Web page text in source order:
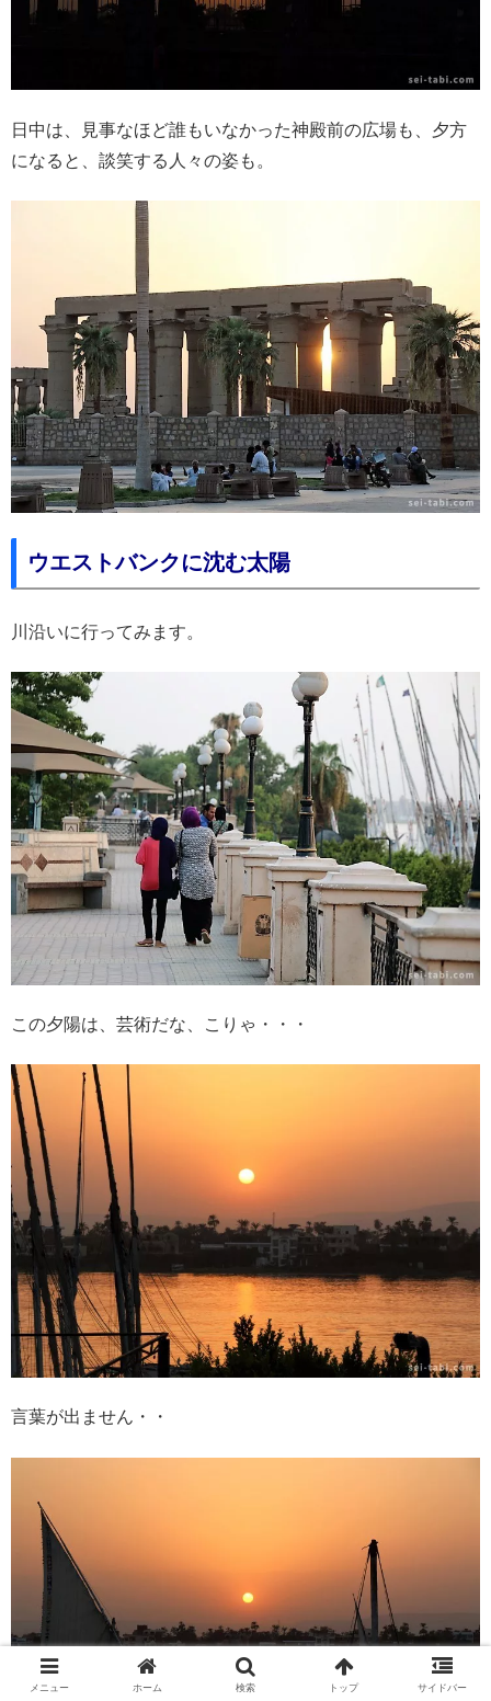
日中は、見事なほど誰もいなかった神殿前の広場も、夕方
になると、談笑する人々の姿も。
ウエストバンクに沈む太陽
川沿いに行ってみます。
この夕陽は、芸術だな、こりゃ・・・
言葉が出ません・・
メニュー ホーム 検索 トップ サイドバー